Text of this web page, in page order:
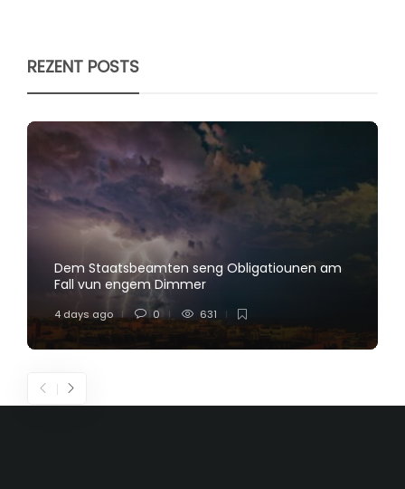
REZENT POSTS
Dem Staatsbeamten seng Obligatiounen am
Fall vun engem Dimmer
4 days ago 0 631